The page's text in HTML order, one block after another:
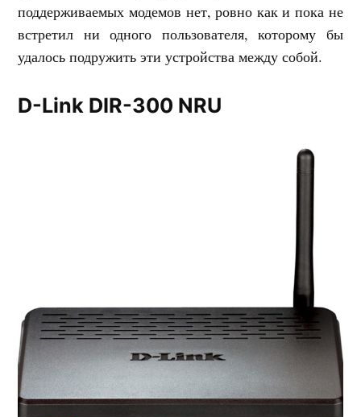
поддерживаемых модемов нет, ровно как и пока не
встретил ни одного пользователя, которому бы
удалось подружить эти устройства между собой.
D-Link DIR-300 NRU